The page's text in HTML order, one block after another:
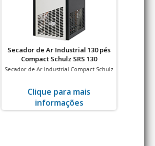
Secador de Ar Industrial 130 pés
Compact Schulz SRS 130
Secador de Ar Industrial Compact Schulz
Clique para mais
informações